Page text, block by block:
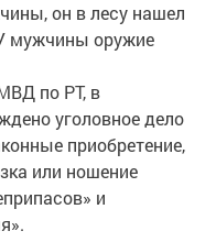
он в лесу нашел
мужчины оружие
по РТ, в
уголовное дело
приобретение,
или ношение
и